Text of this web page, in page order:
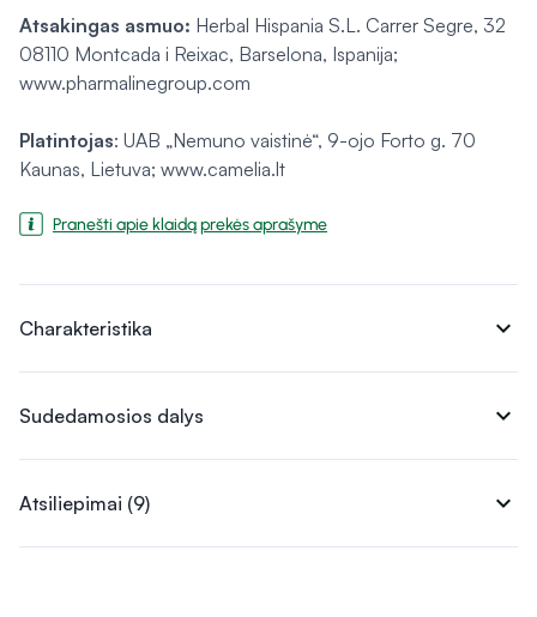
Atsakingas asmuo: Herbal Hispania S.L. Carrer Segre, 32
08110 Montcada i Reixac, Barselona, Ispanija;
www.pharmalinegroup.com
Platintojas: UAB „Nemuno vaistinė“, 9-ojo Forto g. 70
Kaunas, Lietuva; www.camelia.lt
Pranešti apie klaidą prekės aprašyme
Charakteristika expand_more
Sudedamosios dalys expand_more
Atsiliepimai (9) expand_more